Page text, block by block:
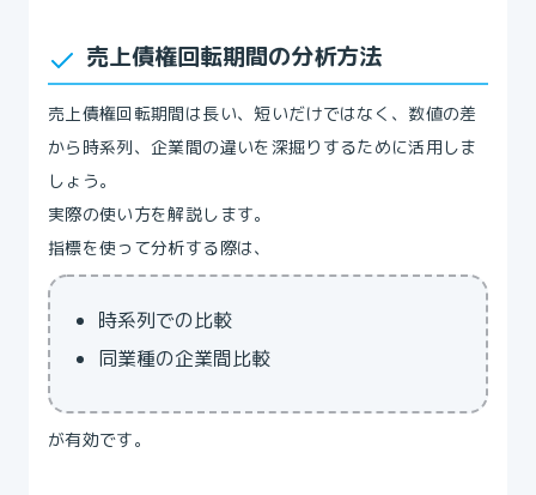
売上債権回転期間の分析方法
売上債権回転期間は長い、短いだけではなく、数値の差
から時系列、企業間の違いを深掘りするために活用しま
しょう。
実際の使い方を解説します。
指標を使って分析する際は、
時系列での比較
同業種の企業間比較
が有効です。